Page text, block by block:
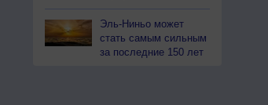
Эль-Ниньо может
стать самым сильным
за последние 150 лет